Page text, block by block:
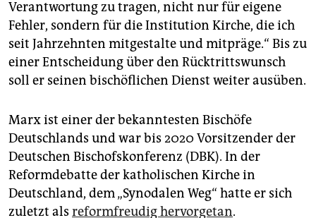
Verantwortung zu tragen, nicht nur für eigene
Fehler, sondern für die Institution Kirche, die ich
seit Jahrzehnten mitgestalte und mitpräge.“ Bis zu
einer Entscheidung über den Rücktrittswunsch
soll er seinen bischöflichen Dienst weiter ausüben.
Marx ist einer der bekanntesten Bischöfe
Deutschlands und war bis 2020 Vorsitzender der
Deutschen Bischofskonferenz (DBK). In der
Reformdebatte der katholischen Kirche in
Deutschland, dem „Synodalen Weg“ hatte er sich
zuletzt als reformfreudig hervorgetan.